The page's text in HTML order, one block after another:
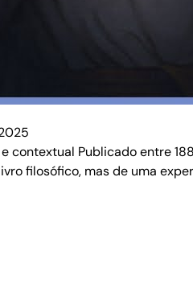
contextual Publicado entre
filosófico, mas de uma